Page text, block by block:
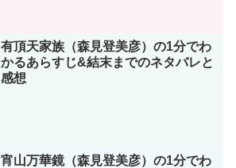
有頂天家族（森見登美彦）の1分でわ
かるあらすじ&結末までのネタバレと
感想
宵山万華鏡（森見登美彦）の1分でわ